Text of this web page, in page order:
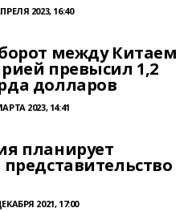
2023, 16:40
между Китаем
превысил 1,2
долларов
2023, 14:41
планирует
2021, 17:00